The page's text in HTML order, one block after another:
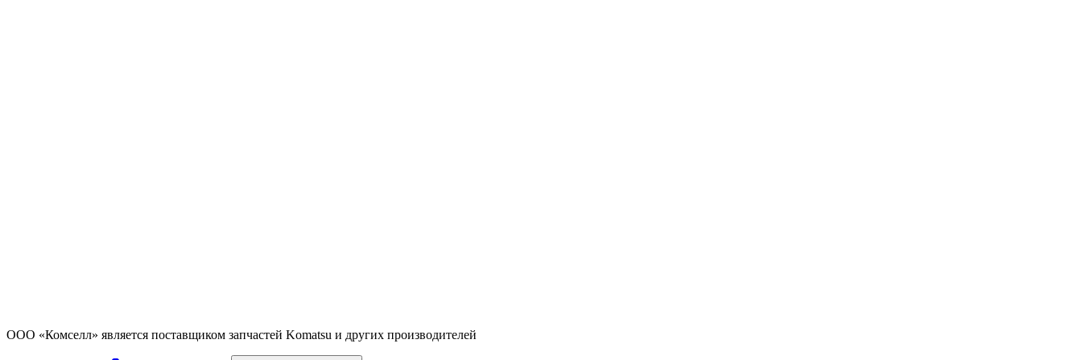
ООО «Комселл» является поставщиком запчастей Komatsu и других производителей